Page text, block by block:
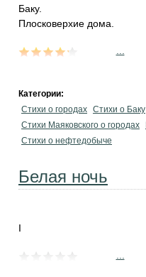
Баку.
Плосковерхие дома.
Категории:
Стихи о городах Стихи о Баку
Стихи Маяковского о городах
Стихи о нефтедобыче
Белая ночь
I